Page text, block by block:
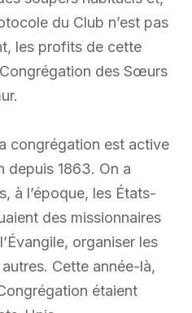
du Club n’est pas
les profits de cette
des Sœurs
congrégation est active
depuis 1863. On a
à l’époque, les États-
des missionnaires
organiser les
Cette année-là,
étaient